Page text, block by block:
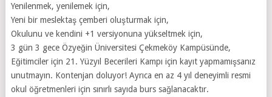
Yenilenmek, yenilemek için,
Yeni bir meslektaş çemberi oluşturmak için,
Okulunu ve kendini +1 versiyonuna yükseltmek için,
3 gün 3 gece Özyeğin Üniversitesi Çekmeköy Kampüsünde,
Eğitimciler için 21. Yüzyıl Becerileri Kampı için kayıt yapmamışsanız
unutmayın. Kontenjan doluyor! Ayrıca en az 4 yıl deneyimli resmi
okul öğretmenleri için sınırlı sayıda burs sağlanacaktır.